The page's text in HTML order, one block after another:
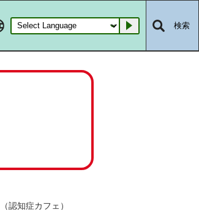
Go 検索
認知症カフェ）